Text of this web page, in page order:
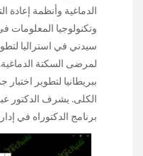
الدماغية وأنظمة إعادة
وتكنولوجيا المعلومات
سيدني في استراليا
لمرضى السكتة
ببريطانيا لتطوير
الكلى. يشرف الدكتور
برنامج الدكتوراه في